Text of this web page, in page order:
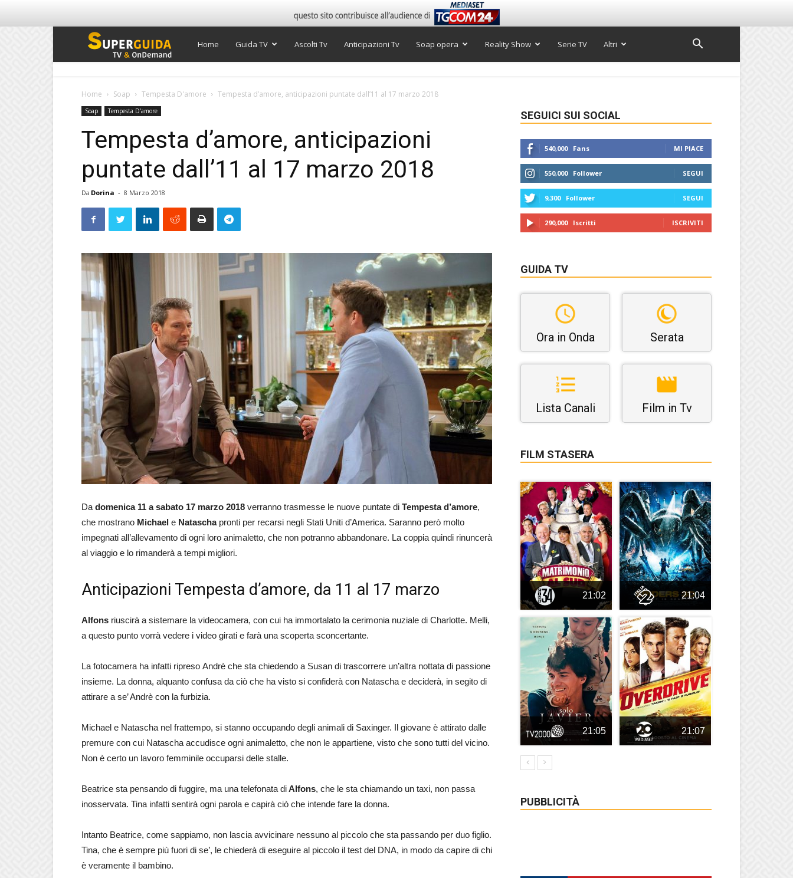
Super
Home Guida TV Ascolti Tv Anticipazioni Tv Soap opera Reality Show Serie TV Altri
Home Soap Tempesta D'amore Tempesta d’amore, anticipazioni puntate dall’11 al 17 marzo 2018
Soap Tempesta D'amore
Tempesta d’amore, anticipazioni
puntate dall’11 al 17 marzo 2018
Da Dorina - 8 Marzo 2018
Da domenica 11 a sabato 17 marzo 2018 verranno trasmesse le nuove puntate di Tempesta d’amore,
che mostrano Michael e Nataschapronti per recarsi negli Stati Uniti d’America. Saranno però molto
impegnati all’allevamento di ogni loro animaletto, che non potranno abbandonare. La coppia quindi rinuncerà
al viaggio e lo rimanderà a tempi migliori.
Anticipazioni Tempesta d’amore, da 11 al 17 marzo
Alfons riuscirà a sistemare la videocamera, con cui ha immortalato la cerimonia nuziale di Charlotte. Melli,
a questo punto vorrà vedere i video girati e farà una scoperta sconcertante.
La fotocamera ha infatti ripreso Andrè che sta chiedendo a Susan di trascorrere un’altra nottata di passione
insieme. La donna, alquanto confusa da ciò che ha visto si confiderà con Natascha e deciderà, in segito di
attirare a se’ Andrè con la furbizia.
Michael e Natascha nel frattempo, si stanno occupando degli animali di Saxinger. Il giovane è attirato dalle
premure con cui Natascha accudisce ogni animaletto, che non le appartiene, visto che sono tutti del vicino.
Non è certo un lavoro femminile occuparsi delle stalle.
Beatrice sta pensando di fuggire, ma una telefonata diAlfons, che le sta chiamando un taxi, non passa
inosservata. Tina infatti sentirà ogni parola e capirà ciò che intende fare la donna.
Intanto Beatrice, come sappiamo, non lascia avvicinare nessuno al piccolo che sta passando per duo figlio.
Tina, che è sempre più fuori di se’, le chiederà di eseguire al piccolo il test del DNA, in modo da capire di chi
è veramente il bambino.
SEGUICI SUI SOCIAL
540,000 Fans MI PIACE
550,000 Follower SEGUI
9,300 Follower SEGUI
290,000 Iscritti ISCRIVITI
GUIDA TV
Ora in Onda Serata
Lista Canali Film in Tv
FILM STASERA
21:02 21:04
21:05 21:07
PUBBLICITÀ